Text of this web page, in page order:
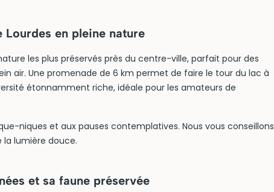
Lourdes en pleine nature
les plus préservés près du centre-ville, parfait pour des
air. Une promenade de 6 km permet de faire le tour du lac à
étonnamment riche, idéale pour les amateurs de
niques et aux pauses contemplatives. Nous vous conseillons
lumière douce.
et sa faune préservée